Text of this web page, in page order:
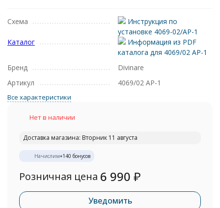
Схема
Инструкция по
установке 4069-02/AP-1
Каталог
Информация из PDF
каталога для 4069/02 AP-1
Бренд
Divinare
Артикул
4069/02 AP-1
Все характеристики
Нет в наличии
Доставка магазина: Вторник 11 августа
Начислим+140 бонусов
Розничная цена 6 990 ₽
Уведомить